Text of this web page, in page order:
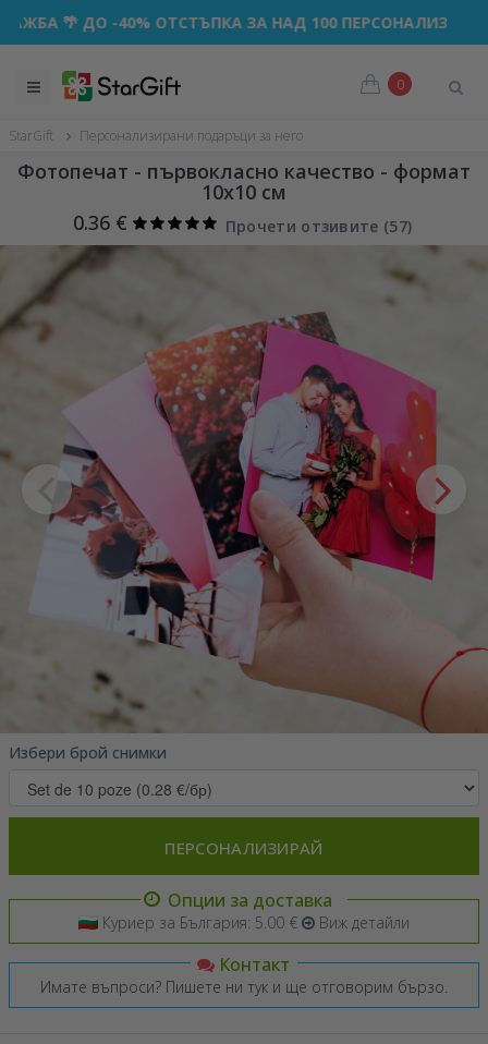
🌴 ДО -40% ОТСТЪПКА ЗА НАД 100 ПЕРСОНАЛИЗИРАНИ
0
StarGift Персонализирани подаръци за него
Фотопечат - първокласно качество - формат
10x10 см
0.36 €
Прочети отзивите (57)
Избери брой снимки
ПЕРСОНАЛИЗИРАЙ
Опции за доставка
Куриер за България: 5.00 € Виж детайли
Контакт
Имате въпроси? Пишете ни тук и ще отговорим бързо.